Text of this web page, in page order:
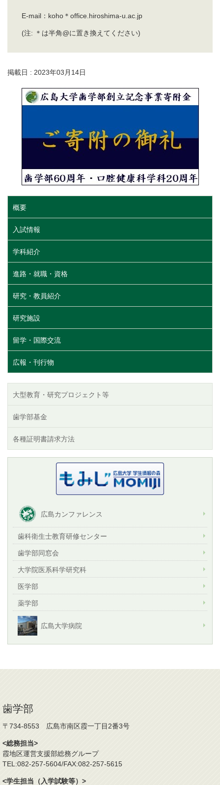
E-mail：koho＊office.hiroshima-u.ac.jp
(注: ＊は半角@に置き換えてください)
掲載日 : 2023年03月14日
概要
入試情報
学科紹介
進路・就職・資格
研究・教員紹介
研究施設
留学・国際交流
広報・刊行物
大型教育・研究プロジェクト等
歯学部基金
各種証明書請求方法
広島カンファレンス
歯科衛生士教育研修センター
歯学部同窓会
大学院医系科学研究科
医学部
薬学部
広島大学病院
歯学部
〒734-8553 広島市南区霞一丁目2番3号
<総務担当>
霞地区運営支援部総務グループ
TEL:082-257-5604/FAX:082-257-5615
<学生担当（入学試験等）>